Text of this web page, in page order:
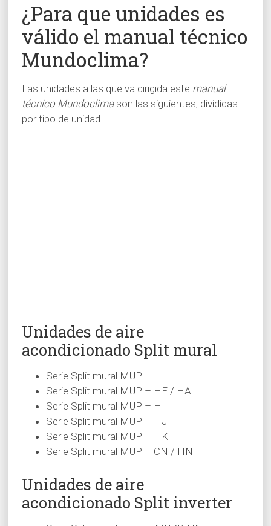
¿Para que unidades es
válido el manual técnico
Mundoclima?
Las unidades a las que va dirigida este manual
técnico Mundoclimason las siguientes, divididas
por tipo de unidad.
Unidades de aire
acondicionado Split mural
Serie Split mural MUP
Serie Split mural MUP – HE / HA
Serie Split mural MUP – HI
Serie Split mural MUP – HJ
Serie Split mural MUP – HK
Serie Split mural MUP – CN / HN
Unidades de aire
acondicionado Split inverter